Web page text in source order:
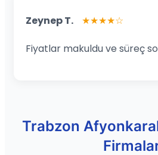
Zeynep T. ★★★★☆
Fiyatlar makuldu ve süreç
Trabzon